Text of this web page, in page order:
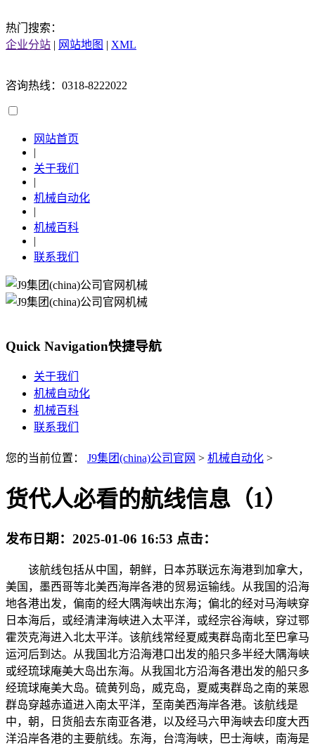
热门搜索：
企业分站 | 网站地图 | XML
咨询热线：0318-8222022
网站首页
|
关于我们
|
机械自动化
|
机械百科
|
联系我们
Quick Navigation快捷导航
关于我们
机械自动化
机械百科
联系我们
您的当前位置： J9集团(china)公司官网 > 机械自动化 >
货代人必看的航线信息（1）
发布日期： 2025-01-06 16:53 点击：
该航线包括从中国，朝鲜，日本苏联远东海港到加拿大，
美国，墨西哥等北美西海岸各港的贸易运输线。从我国的沿海
地各港出发，偏南的经大隅海峡出东海；偏北的经对马海峡穿
日本海后，或经清津海峡进入太平洋，或经宗谷海峡，穿过鄂
霍茨克海进入北太平洋。该航线常经夏威夷群岛南北至巴拿马
运河后到达。从我国北方沿海港口出发的船只多半经大隅海峡
或经琉球庵美大岛出东海。从我国北方沿海各港出发的船只多
经琉球庵美大岛。硫黄列岛，威克岛，夏威夷群岛之南的莱恩
群岛穿越赤道进入南太平洋，至南美西海岸各港。该航线是
中，朝，日货船去东南亚各港，以及经马六甲海峡去印度大西
洋沿岸各港的主要航线。东海，台湾海峡，巴士海峡，南海是